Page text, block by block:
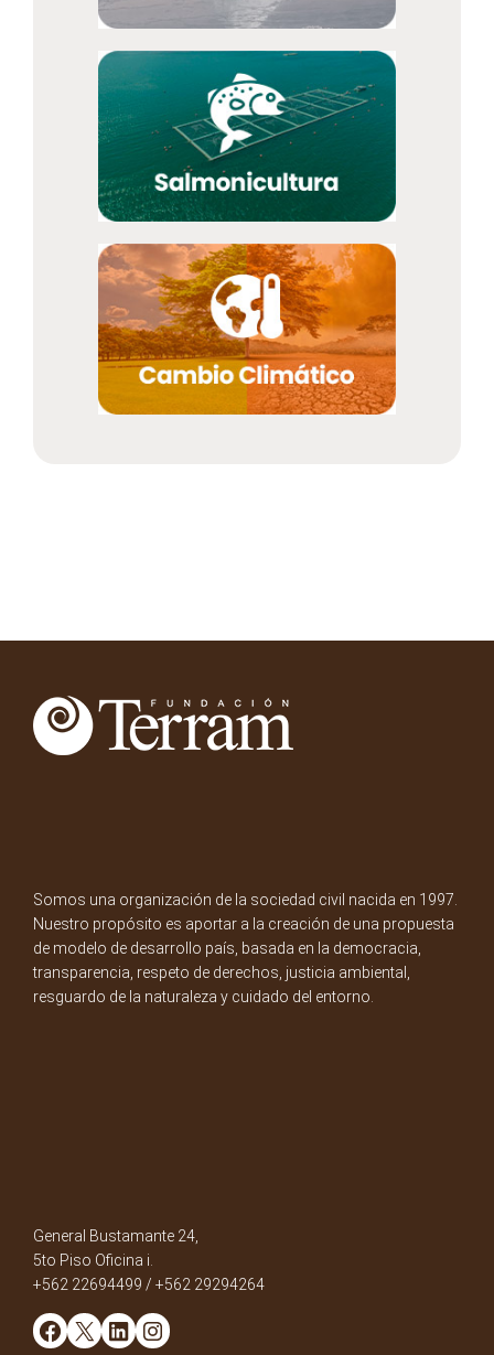
Somos una organización de la sociedad civil nacida en 1997.
Nuestro propósito es aportar a la creación de una propuesta
de modelo de desarrollo país, basada en la democracia,
transparencia, respeto de derechos, justicia ambiental,
resguardo de la naturaleza y cuidado del entorno.
General Bustamante 24,
5to Piso Oficina i.
+562 22694499 / +562 29294264